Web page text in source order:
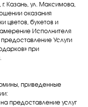
Казань, ул. Максимова,
оказания
цветов, букетов и
Исполнителя
Услуги
при
приведенные
предоставление услуг